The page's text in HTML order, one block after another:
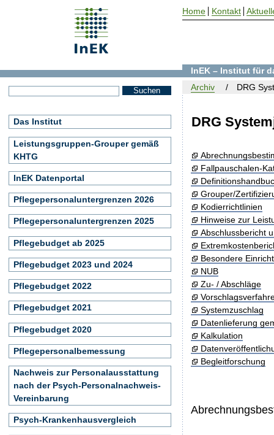
DRG
Fallpauschalen-
Grouper/
Kodierrichtlinien
Hinweise zur
Abschlussbericht
Besondere
NUB
Zu- / Abschläge
Systemzuschlag
Datenlieferung
Kalkulation
Begleitforschung
InEK – Institut für
Archiv
DRG
Das Institut
Leistungsgruppen-Grouper gemäß
KHTG
InEK Datenportal
Pflegepersonaluntergrenzen 2026
Pflegepersonaluntergrenzen 2025
Pflegebudget ab 2025
Pflegebudget 2023 und 2024
Pflegebudget 2022
Pflegebudget 2021
Pflegebudget 2020
Pflegepersonalbemessung
Nachweis zur Personalausstattung
nach der Psych-Personalnachweis-
Vereinbarung
Psych-Krankenhausvergleich
Home Kontakt